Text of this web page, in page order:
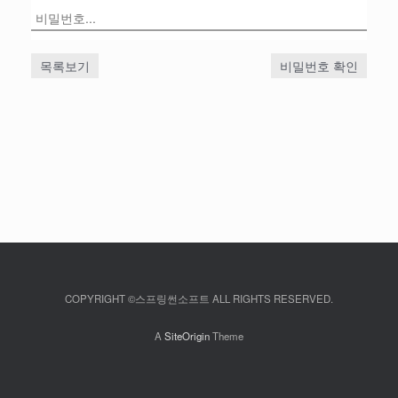
목록보기 비밀번호 확인
COPYRIGHT ©스프링썬소프트 ALL RIGHTS RESERVED.
ASiteOriginTheme